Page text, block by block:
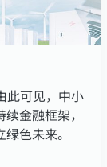
此可见，中小
金融框架，
色未来。